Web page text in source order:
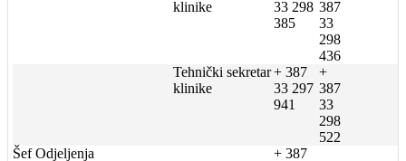
klinike
33 298
385
387
33
298
436
Tehnički sekretar
klinike
+ 387
33 297
941
+
387
33
298
522
Šef Odjeljenja
+ 387